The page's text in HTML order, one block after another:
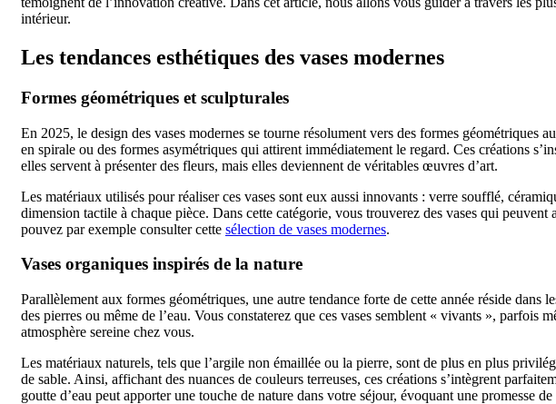
intérieur.
Les tendances esthétiques des vases modernes
Formes géométriques et sculpturales
En 2025, le design des vases modernes se tourne résolument vers des formes géométriques
en spirale ou des formes asymétriques qui attirent immédiatement le regard. Ces créations
elles servent à présenter des fleurs, mais elles deviennent de véritables œuvres d’art.
Les matériaux utilisés pour réaliser ces vases sont eux aussi innovants : verre soufflé,
dimension tactile à chaque pièce. Dans cette catégorie, vous trouverez des vases qui
pouvez par exemple consulter cette sélection de vases modernes.
Vases organiques inspirés de la nature
Parallèlement aux formes géométriques, une autre tendance forte de cette année réside dans
des pierres ou même de l’eau. Vous constaterez que ces vases semblent « vivants »,
atmosphère sereine chez vous.
Les matériaux naturels, tels que l’argile non émaillée ou la pierre, sont de plus en plus
de sable. Ainsi, affichant des nuances de couleurs terreuses, ces créations s’intègrent
goutte d’eau peut apporter une touche de nature dans votre séjour, évoquant une promesse